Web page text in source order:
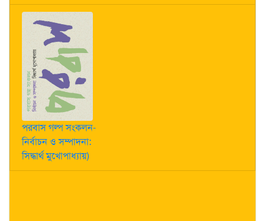
পরবাস গল্প সংকলন-
নির্বাচন ও সম্পাদনা:
সিদ্ধার্থ মুখোপাধ্যায়)